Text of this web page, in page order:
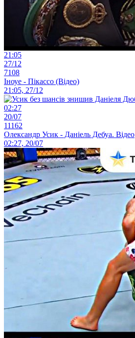
21:05
27/12
7108
Іноуе - Пікассо (Відео)
21:05, 27/12
02:27
20/07
11162
Олександр Усик - Даніель Дебуа. Відео
02:27, 20/07